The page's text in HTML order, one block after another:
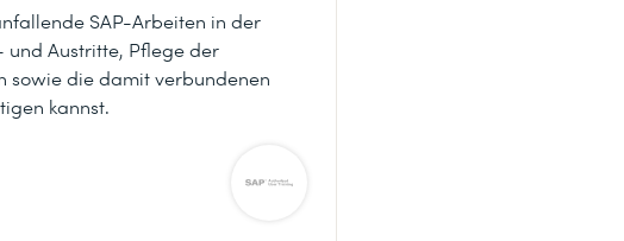
SAP-Arbeiten in der
Austritte, Pflege der
sowie die damit verbundenen
kannst.